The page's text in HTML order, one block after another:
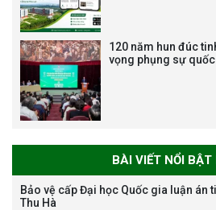
Bảo vệ
120 năm hun đúc
vọng phụng sự
BÀI VIẾT NỔI
Bảo vệ cấp Đại học Quốc gia luận án
Thu Hà